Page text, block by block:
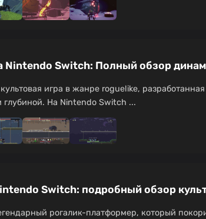
Nintendo Switch: Полный обзор
игра в жанре roguelike,
На Nintendo Switch ...
Switch: подробный обзор
рогалик-платформер, который